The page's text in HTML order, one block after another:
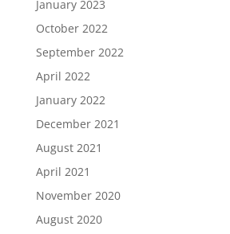
January 2023
October 2022
September 2022
April 2022
January 2022
December 2021
August 2021
April 2021
November 2020
August 2020